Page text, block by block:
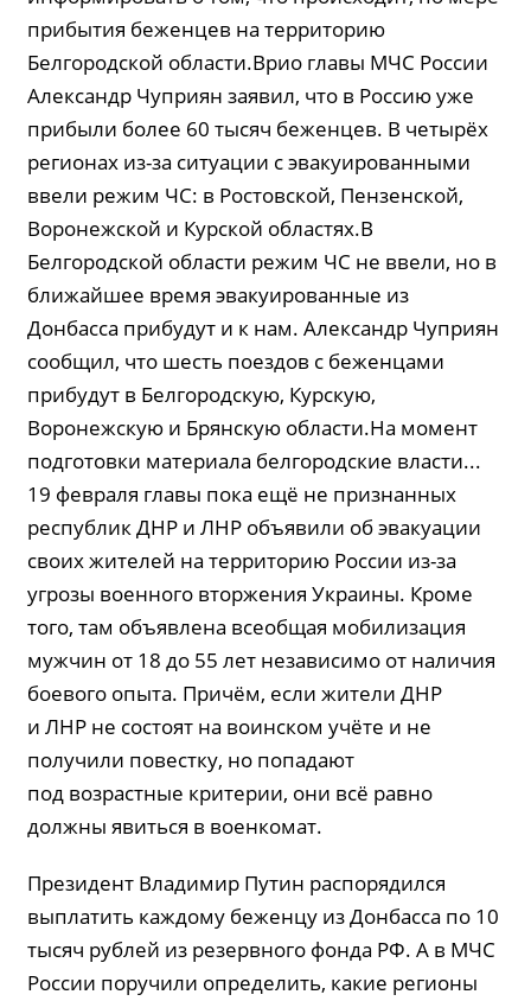
прибытия беженцев на территорию
Белгородской области.Врио главы МЧС России
Александр Чуприян заявил, что в Россию уже
прибыли более 60 тысяч беженцев. В четырёх
регионах из-за ситуации с эвакуированными
ввели режим ЧС: в Ростовской, Пензенской,
Воронежской и Курской областях.В
Белгородской области режим ЧС не ввели, но в
ближайшее время эвакуированные из
Донбасса прибудут и к нам. Александр Чуприян
сообщил, что шесть поездов с беженцами
прибудут в Белгородскую, Курскую,
Воронежскую и Брянскую области.На момент
подготовки материала белгородские власти...
19 февраля главы пока ещё не признанных
республик ДНР и ЛНР объявили об эвакуации
своих жителей на территорию России из-за
угрозы военного вторжения Украины. Кроме
того, там объявлена всеобщая мобилизация
мужчин от 18 до 55 лет независимо от наличия
боевого опыта. Причём, если жители ДНР
и ЛНР не состоят на воинском учёте и не
получили повестку, но попадают
под возрастные критерии, они всё равно
должны явиться в военкомат.
Президент Владимир Путин распорядился
выплатить каждому беженцу из Донбасса по 10
тысяч рублей из резервного фонда РФ. А в МЧС
России поручили определить, какие регионы